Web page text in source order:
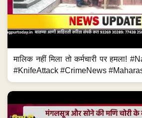
मालिक नहीं मिला तो कर्मचारी पर हमला!
#KnifeAttack #CrimeNews